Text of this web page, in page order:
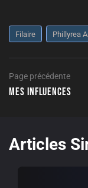
Filaire Phillyrea
Navigation
de
Page précédentePage
Mes influences
Articles